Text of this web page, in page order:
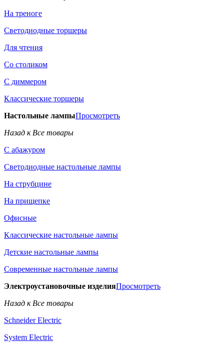
На треноге
Светодиодные торшеры
Для чтения
Со столиком
С диммером
Классические торшеры
Настольные лампыПросмотреть
Назад к Все товары
С абажуром
Светодиодные настольные лампы
На струбцине
На прищепке
Офисные
Классические настольные лампы
Детские настольные лампы
Современные настольные лампы
Электроустановочные изделияПросмотреть
Назад к Все товары
Schneider Electric
System Electric